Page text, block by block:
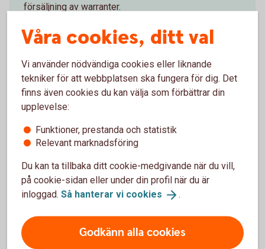
försäljning av warranter.
Handel medwarranter
Risker med warranter
Investeringar på kapitalmarknaden kan medföra
kapitalet. Förutom traditionella risker föreligger
vissa specifika risker för warranter.
Risker medwarranter
Analysverktyg för warranter
Våra cookies, ditt val
Vi använder nödvändiga cookies eller liknande
tekniker för att webbplatsen ska fungera för dig. Det
finns även cookies du kan välja som förbättrar din
upplevelse:
Funktioner, prestanda och statistik
Relevant marknadsföring
Du kan ta tillbaka ditt cookie-medgivande när du vill,
på cookie-sidan eller under din profil när du är
inloggad. Så hanterar vi cookies .
Godkänn alla cookies